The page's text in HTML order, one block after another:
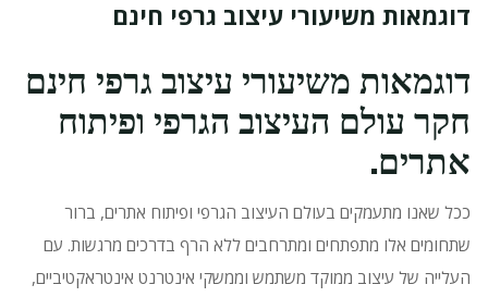
דוגמאות משיעורי עיצוב גרפי חינם
דוגמאות משיעורי עיצוב גרפי חינם
חקר עולם העיצוב הגרפי ופיתוח
אתרים.
ככל שאנו מתעמקים בעולם העיצוב הגרפי ופיתוח אתרים, ברור
שתחומים אלו מתפתחים ומתרחבים ללא הרף בדרכים מרגשות. עם
העלייה של עיצוב ממוקד משתמש וממשקי אינטרנט אינטראקטיביים,